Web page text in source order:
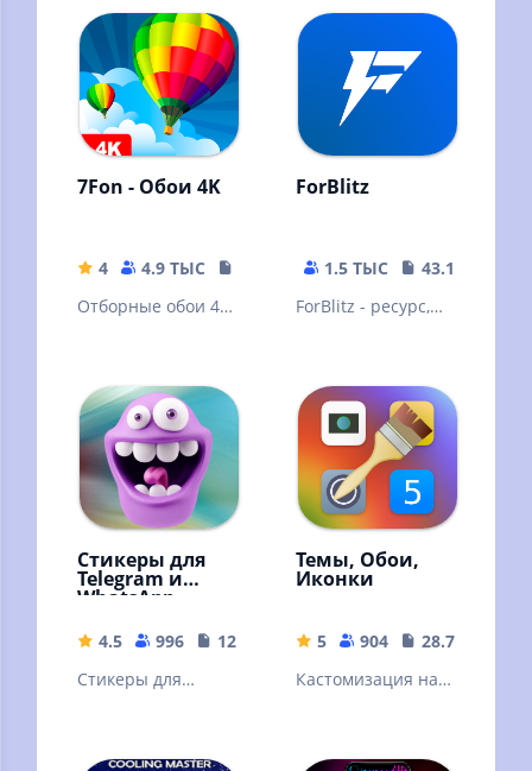
7Fon - Обои 4K
4 4.9 ТЫС
15.86 MB
Отборные обои 4K
каждый час!
ForBlitz
1.5 ТЫС
43.19 MB
ForBlitz - ресурс,
Blitz и других игр
Стикеры для
Telegram и
WhatsApp
4.5 996
12.74 MB
Стикеры для
Темы, Обои,
Иконки
5 904
28.74 MB
Кастомизация на
EMUI